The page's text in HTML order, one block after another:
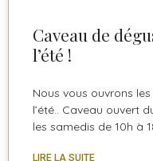
Caveau de
l’été !
Nous vous ouvrons
l’été.. Caveau ouvert
les samedis de 10h à
LIRE LA SUITE